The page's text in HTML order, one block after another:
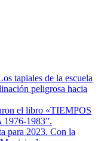
tapiales de la escuela
peligrosa hacia
el libro «TIEMPOS
1983”.
para 2023. Con la